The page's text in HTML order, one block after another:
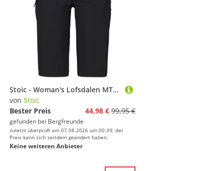
Stoic - Woman's Lofsdalen MTB Shorts - Radhose Gr XL schwarz
von Stoic
Bester Preis
44,98 € 99,95 €
gefunden bei Bergfreunde
zuletzt überprüft am 07.08.2026 um 00:39; der
Preis kann sich seitdem geändert haben.
Keine weiteren Anbieter